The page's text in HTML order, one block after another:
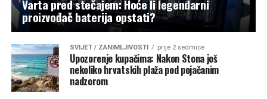
Varta pred stečajem: Hoće li legendarni
proizvođač baterija opstati?
SVIJET / ZANIMLJIVOSTI prije 2 sedmice
Upozorenje kupačima: Nakon Stona još
nekoliko hrvatskih plaža pod pojačanim
nadzorom